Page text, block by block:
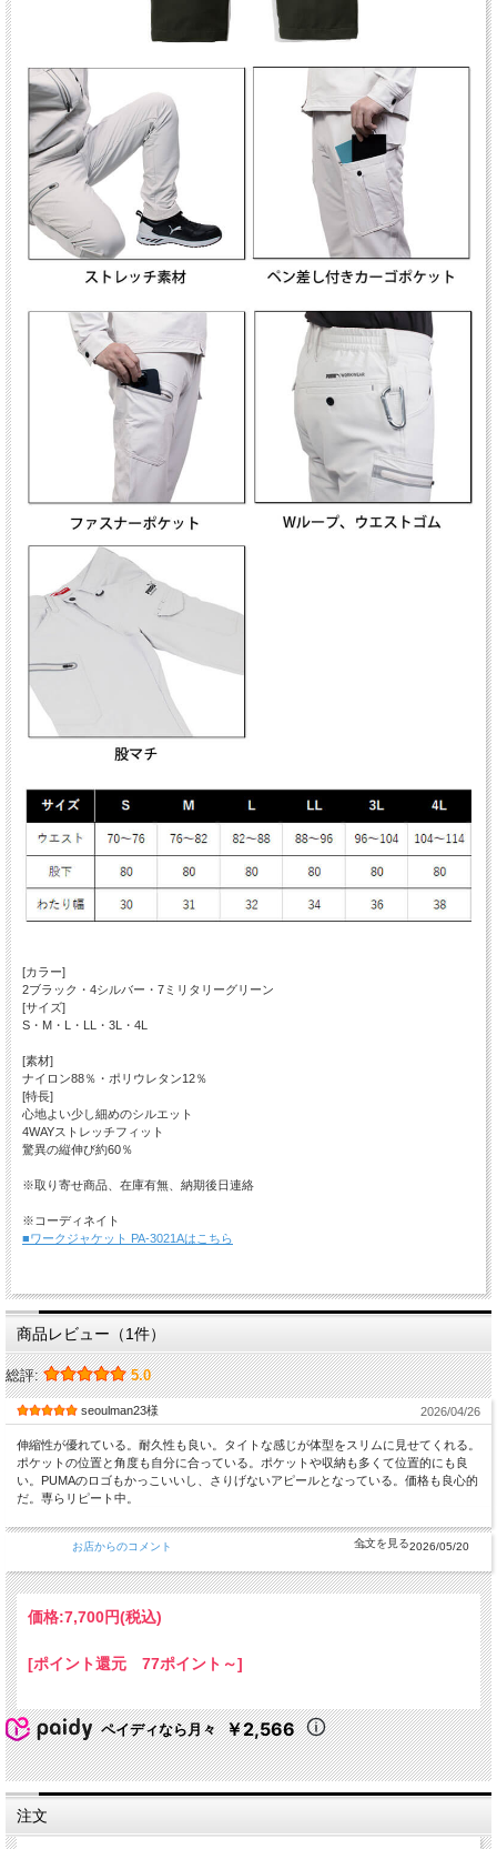
[カラー]
2ブラック・4シルバー・7ミリタリーグリーン
[サイズ]
S・M・L・LL・3L・4L
[素材]
ナイロン88％・ポリウレタン12％
[特長]
心地よい少し細めのシルエット
4WAYストレッチフィット
驚異の縦伸び約60％
※取り寄せ商品、在庫有無、納期後日連絡
※コーディネイト
■ワークジャケット PA-3021Aはこちら
商品レビュー（1件）
総評: 5.0
seoulman23様 2026/04/26
伸縮性が優れている。耐久性も良い。タイトな感じが体型をスリムに見せてくれる。
ポケットの位置と角度も自分に合っている。ポケットや収納も多くて位置的にも良
い。PUMAのロゴもかっこいいし、さりげないアピールとなっている。価格も良心的
だ。専らリピート中。
お店からのコメント 2026/05/20
価格:7,700円(税込)
[ポイント還元 77ポイント～]
ペイディなら月々 ￥2,566
注文